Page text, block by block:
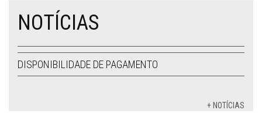
NOTÍCIAS
DISPONIBILIDADE DE PAGAMENTO
+ NOTÍCIAS